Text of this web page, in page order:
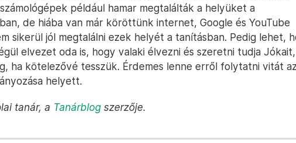
például hamar megtalálták a helyüket a
de hiába van már köröttünk internet, Google és YouTube
sikerül jól megtalálni ezek helyét a tanításban. Pedig lehet,
elvezet oda is, hogy valaki élvezni és szeretni tudja
ha kötelezővé tesszük. Érdemes lenne erről folytatni vitát az
helyett.
tanár, a Tanárblog szerzője.